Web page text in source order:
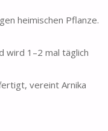
heimischen Pflanze.
wird 1–2 mal täglich
vereint Arnika